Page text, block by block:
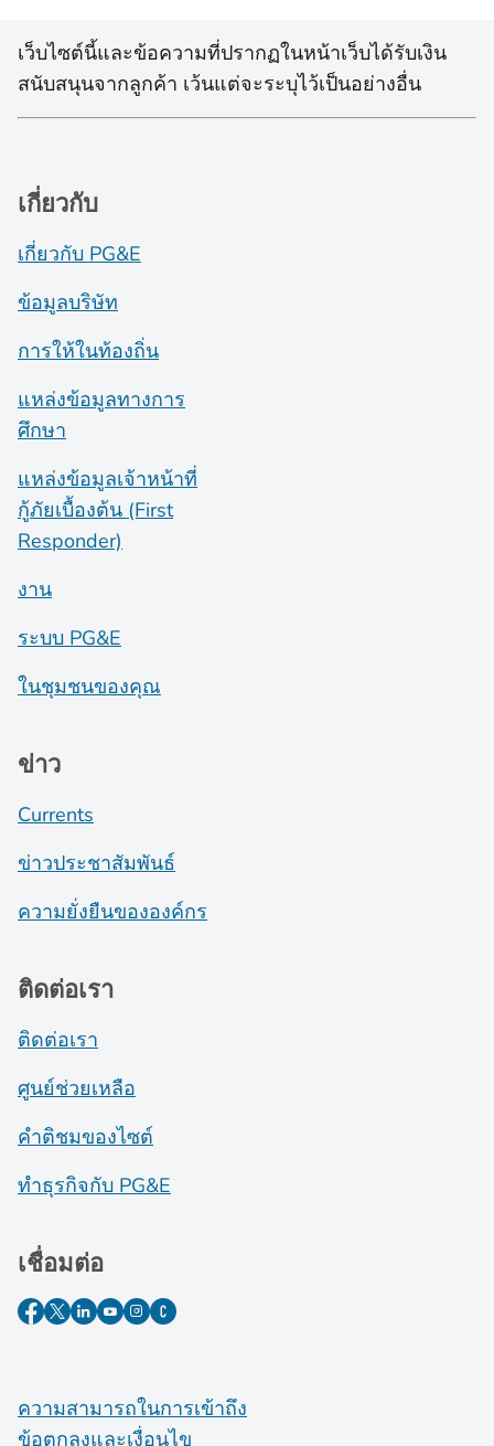
เว็บไซต์นี้และข้อความที่ปรากฏในหน้าเว็บได้รับเงิน
สนับสนุนจากลูกค้า เว้นแต่จะระบุไว้เป็นอย่างอื่น
เกี่ยวกับ
เกี่ยวกับ PG&E
ข้อมูลบริษัท
การให้ในท้องถิ่น
แหล่งข้อมูลทางการ
ศึกษา
แหล่งข้อมูลเจ้าหน้าที่
กู้ภัยเบื้องต้น (First
Responder)
งาน
ระบบ PG&E
ในชุมชนของคุณ
ข่าว
Currents
ข่าวประชาสัมพันธ์
ความยั่งยืนขององค์กร
ติดต่อเรา
ติดต่อเรา
ศูนย์ช่วยเหลือ
คำติชมของไซต์
ทำธุรกิจกับ PG&E
เชื่อมต่อ
ความสามารถในการเข้าถึง
ข้อตกลงและเงื่อนไข